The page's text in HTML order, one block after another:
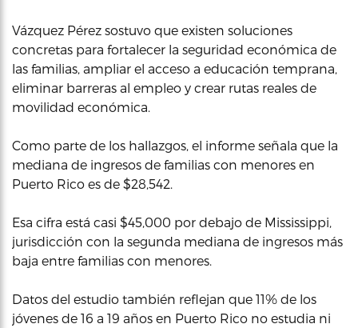
Vázquez Pérez sostuvo que existen soluciones
concretas para fortalecer la seguridad económica de
las familias, ampliar el acceso a educación temprana,
eliminar barreras al empleo y crear rutas reales de
movilidad económica.
Como parte de los hallazgos, el informe señala que la
mediana de ingresos de familias con menores en
Puerto Rico es de $28,542.
Esa cifra está casi $45,000 por debajo de Mississippi,
jurisdicción con la segunda mediana de ingresos más
baja entre familias con menores.
Datos del estudio también reflejan que 11% de los
jóvenes de 16 a 19 años en Puerto Rico no estudia ni